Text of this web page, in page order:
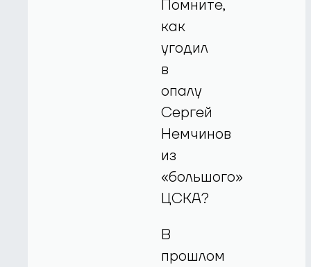
Помните,
как
угодил
в
опалу
Сергей
Немчинов
из
«большого»
ЦСКА?
В
прошлом